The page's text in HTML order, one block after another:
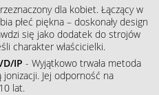
dla kobiet. Łączący w
płeć piękna – doskonały design
się jako dodatek do strojów
charakter właścicielki.
IP - Wyjątkowo trwała metoda
Jej odporność na
lat.